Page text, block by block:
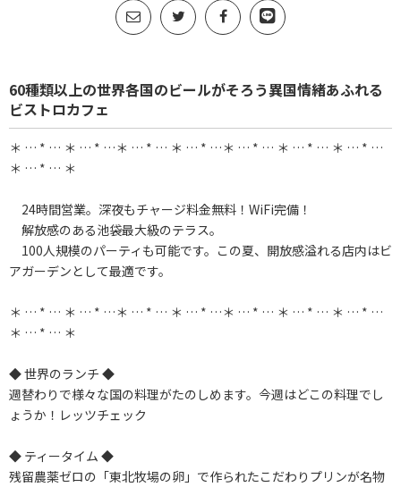
60種類以上の世界各国のビールがそろう異国情緒あふれる
ビストロカフェ
＊ … * … ＊ … * …＊ … * … ＊ … * …＊ … * … ＊ … * … ＊ … * …
＊ … * … ＊
24時間営業。深夜もチャージ料金無料！WiFi完備！
解放感のある池袋最大級のテラス。
100人規模のパーティも可能です。この夏、開放感溢れる店内はビ
アガーデンとして最適です。
＊ … * … ＊ … * …＊ … * … ＊ … * …＊ … * … ＊ … * … ＊ … * …
＊ … * … ＊
◆ 世界のランチ ◆
週替わりで様々な国の料理がたのしめます。今週はどこの料理でし
ょうか！レッツチェック
◆ ティータイム ◆
残留農薬ゼロの「東北牧場の卵」で作られたこだわりプリンが名物